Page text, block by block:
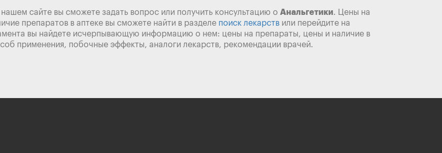
сайте вы сможете задать вопрос или получить консультацию о Анальгетики. Цены на
препаратов в аптеке вы сможете найти в разделе поиск лекарств или перейдите на
вы найдете исчерпывающую информацию о нем: цены на препараты, цены и наличие в
применения, побочные эффекты, аналоги лекарств, рекомендации врачей.